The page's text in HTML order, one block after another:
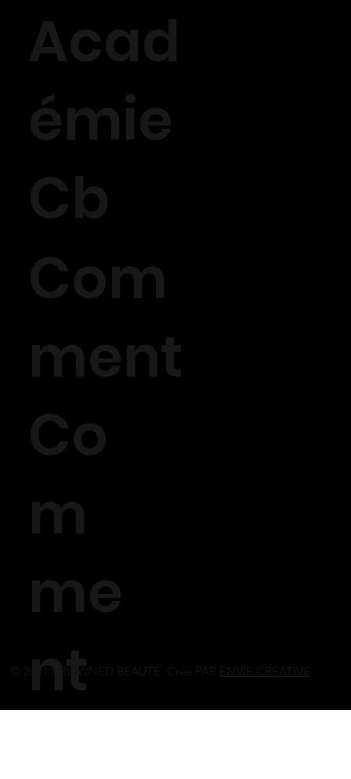
Acad
émie
Cb
Com
ment
Co
m
me
nt
© 2021 CROWNED BEAUTÉ Créé PAR ENVIE CRÉATIVE